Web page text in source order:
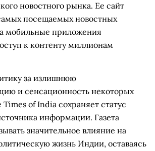
новостного рынка. Ее сайт
посещаемых новостных
мобильные приложения
к контенту миллионам
за излишнюю
и сенсационность некоторых
of India сохраняет статус
информации. Газета
значительное влияние на
жизнь Индии, оставаясь